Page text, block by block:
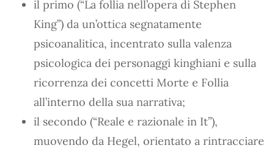
il primo (“La follia nell’opera di Stephen
King”) da un’ottica segnatamente
psicoanalitica, incentrato sulla valenza
psicologica dei personaggi kinghiani e sulla
ricorrenza dei concetti Morte e Follia
all’interno della sua narrativa;
il secondo (“Reale e razionale in It”),
muovendo da Hegel, orientato a rintracciare